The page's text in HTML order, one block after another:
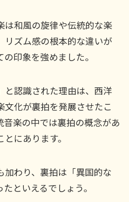
は和風の旋律や伝統的な楽
リズム感の根本的な違いが
印象を強めました。
と認識された理由は、西洋
文化が裏拍を発展させたこ
音楽の中では裏拍の概念があ
にあります。
加わり、裏拍は「異国的な
といえるでしょう。